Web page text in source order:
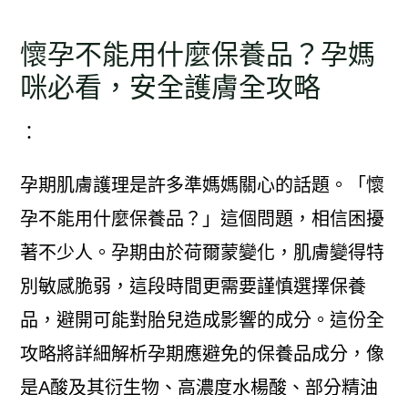
懷孕不能用什麼保養品？孕媽
咪必看，安全護膚全攻略
：
孕期肌膚護理是許多準媽媽關心的話題。「懷
孕不能用什麼保養品？」這個問題，相信困擾
著不少人。孕期由於荷爾蒙變化，肌膚變得特
別敏感脆弱，這段時間更需要謹慎選擇保養
品，避開可能對胎兒造成影響的成分。這份全
攻略將詳細解析孕期應避免的保養品成分，像
是A酸及其衍生物、高濃度水楊酸、部分精油